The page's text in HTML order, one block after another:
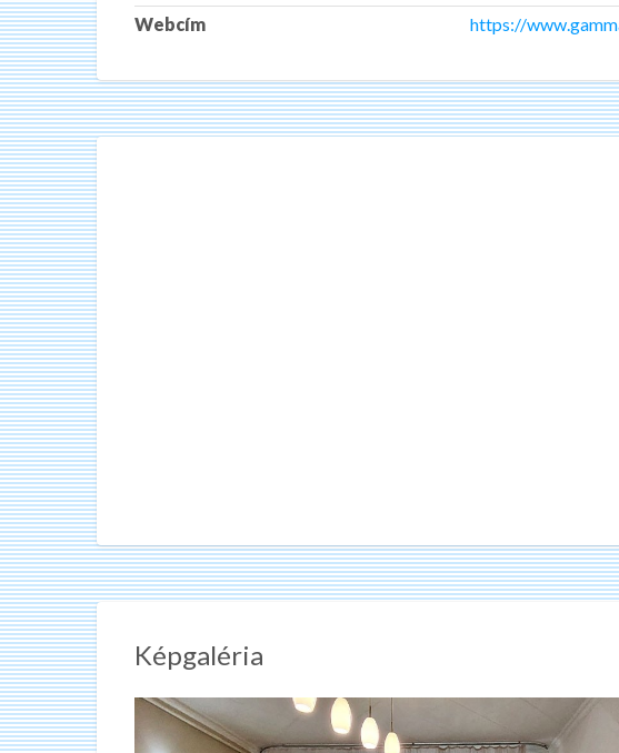
Webcím
https://
Képgaléria